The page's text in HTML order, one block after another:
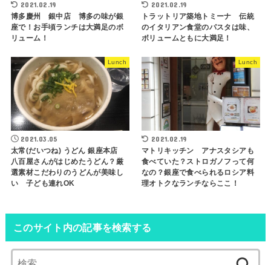
2021.02.19
博多慶州 銀中店 博多の味が銀
座で！お手頃ランチは大満足のボ
リューム！
2021.02.19
トラットリア築地トミーナ 伝統
のイタリアン食堂のパスタは味、
ボリュームともに大満足！
Lunch
2021.03.05
太常(だいつね) うどん 銀座本店
八百屋さんがはじめたうどん？厳
選素材こだわりのうどんが美味し
い 子ども連れOK
Lunch
2021.02.19
マトリキッチン アナスタシアも
食べていた？ストロガノフって何
なの？銀座で食べられるロシア料
理オトクなランチならここ！
このサイト内の記事を検索する